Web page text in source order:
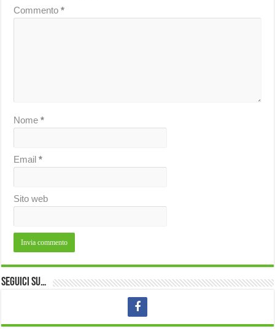
Commento*
Nome*
Email*
Sito web
Seguici su…